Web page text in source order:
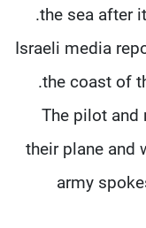
the sea after
Israeli media
the coast of
"The pilot
their plane and
army